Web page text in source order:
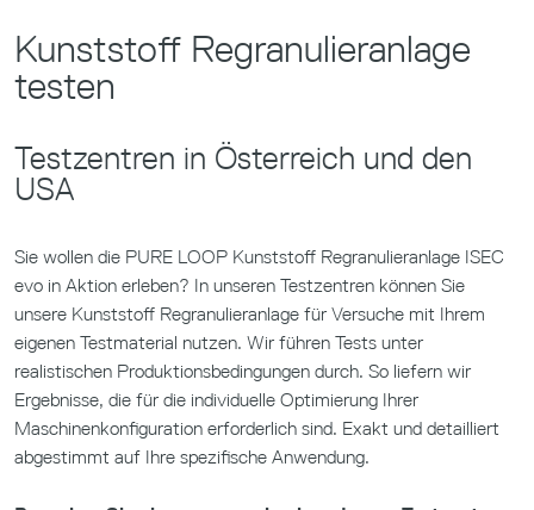
Kunststoff Regranulieranlage
testen
Testzentren in Österreich und den
USA
Sie wollen die PURE LOOP Kunststoff Regranulieranlage ISEC
evo in Aktion erleben? In unseren Testzentren können Sie
unsere Kunststoff Regranulieranlage für Versuche mit Ihrem
eigenen Testmaterial nutzen. Wir führen Tests unter
realistischen Produktionsbedingungen durch. So liefern wir
Ergebnisse, die für die individuelle Optimierung Ihrer
Maschinenkonfiguration erforderlich sind. Exakt und detailliert
abgestimmt auf Ihre spezifische Anwendung.